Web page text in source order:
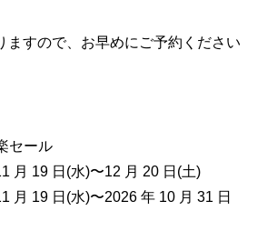
ますので、お早めにご予約ください
セール
月 19 日(水)〜12 月 20 日(土)
月 19 日(水)〜2026 年 10 月 31 日